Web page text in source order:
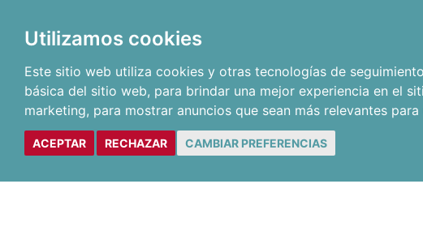
Utilizamos cookies
Este sitio web utiliza cookies y otras tecnologías de
básica del sitio web, para brindar una mejor experiencia en el
marketing, para mostrar anuncios que sean más relevantes para
ACEPTAR RECHAZAR CAMBIAR PREFERENCIAS